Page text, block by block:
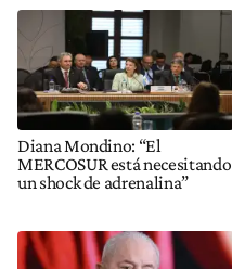
Diana Mondino: “El
MERCOSUR está necesitando
un shock de adrenalina”